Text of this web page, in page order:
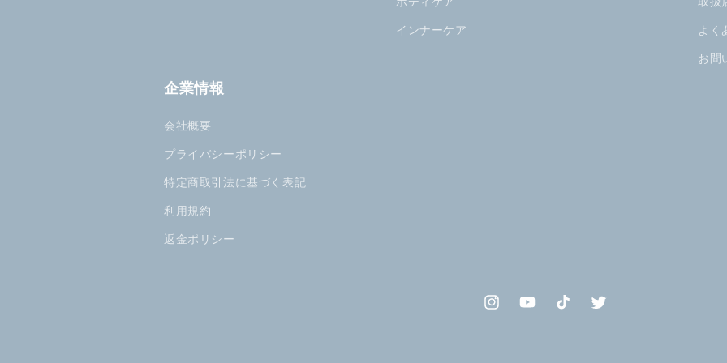
インナーケア
よく
お問
企業情報
会社概要
プライバシーポリシー
特定商取引法に基づく表記
利用規約
返金ポリシー
InstagramYouTubeTikTok Twitter